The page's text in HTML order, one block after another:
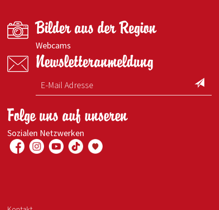
Bilder aus der Region
Webcams
Newsletteranmeldung
Folge uns auf unseren
Sozialen Netzwerken